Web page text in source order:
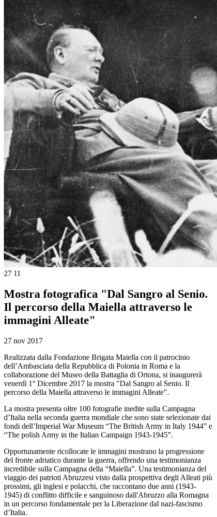
27 11
Mostra fotografica "Dal Sangro al Senio.
Il percorso della Maiella attraverso le
immagini Alleate"
27 nov 2017
Realizzata dalla Fondazione Brigata Maiella con il patrocinio
dell’Ambasciata della Repubblica di Polonia in Roma e la
collaborazione del Museo della Battaglia di Ortona, si inaugurerà
venerdì 1° Dicembre 2017 la mostra "Dal Sangro al Senio. Il
percorso della Maiella attraverso le immagini Alleate".
La mostra presenta oltre 100 fotografie inedite sulla Campagna
d’Italia nella seconda guerra mondiale che sono state selezionate dai
fondi dell’Imperial War Museum “The British Army in Italy 1944” e
“The polish Army in the Italian Campaign 1943-1945”.
Opportunamente ricollocate le immagini mostrano la progressione
del fronte adriatico durante la guerra, offrendo una testimonianza
incredibile sulla Campagna della “Maiella”. Una testimonianza del
viaggio dei patrioti Abruzzesi visto dalla prospettiva degli Alleati più
prossimi, gli inglesi e polacchi, che raccontano due anni (1943-
1945) di conflitto difficile e sanguinoso dall'Abruzzo alla Romagna
in un percorso fondamentale per la Liberazione dal nazi-fascismo
d’Italia.